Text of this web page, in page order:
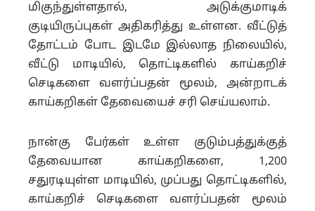
மிகுந்துள்ளதால், அடுக்குமாடிக்
குடியிருப்புகள் அதிகரித்து உள்ளன. வீட்டுத்
தோட்டம் போட இடமே இல்லாத நிலையில்,
வீட்டு மாடியில், தொட்டிகளில் காய்கறிச்
செடிகளை வளர்ப்பதன் மூலம், அன்றாடக்
காய்கறிகள் தேவையைச் சரி செய்யலாம்.
நான்கு பேர்கள் உள்ள குடும்பத்துக்குத்
தேவையான காய்கறிகளை, 1,200
சதுரடியுள்ள மாடியில், முப்பது தொட்டிகளில்,
காய்கறிச் செடிகளை வளர்ப்பதன் மூலம்